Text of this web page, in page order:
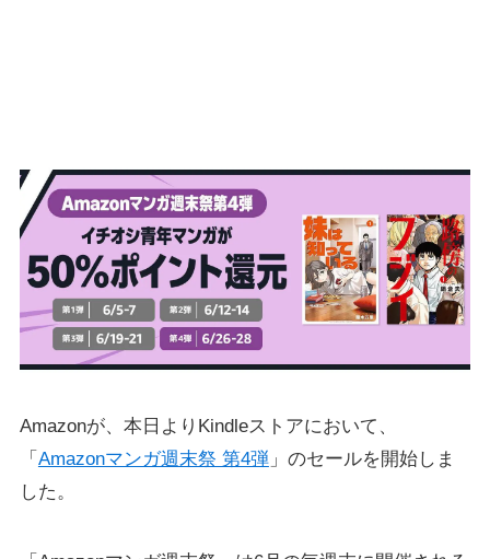
Amazonが、本日よりKindleストアにおいて、
「 Amazonマンガ週末祭 第4弾」のセールを開始しま
した。